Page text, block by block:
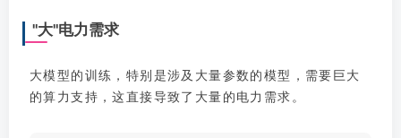
"大"电力需求
大模型的训练，特别是涉及大量参数的模型，需要巨大
的算力支持，这直接导致了大量的电力需求。